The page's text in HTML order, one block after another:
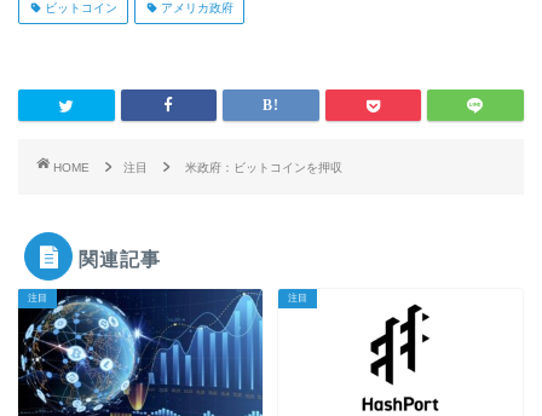
ビットコイン アメリカ政府
HOME 注目 米政府：ビットコインを押収
関連記事
注目 注目